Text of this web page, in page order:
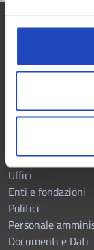
AMMINISTRAZIONE
Aree
Uffici
Enti e fondazioni
Politici
Personale
Documenti e Dati